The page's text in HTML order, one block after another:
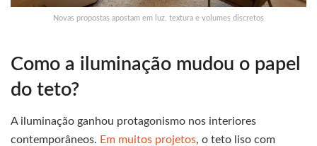
Novas propostas apostam em luz, textura e volumes discretos
Como a iluminação mudou o papel
do teto?
A iluminação ganhou protagonismo nos interiores
contemporâneos. Em muitos projetos, o teto liso com